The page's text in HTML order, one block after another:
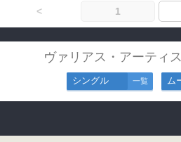
< 1
ヴァリアス・アーティ
シングル 一覧 ム